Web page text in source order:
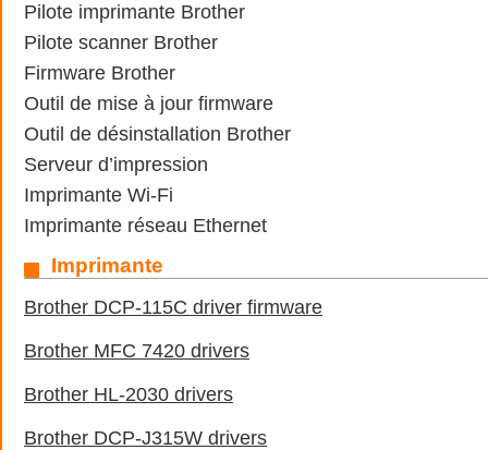
Pilote imprimante Brother
Pilote scanner Brother
Firmware Brother
Outil de mise à jour firmware
Outil de désinstallation Brother
Serveur d’impression
Imprimante Wi-Fi
Imprimante réseau Ethernet
Imprimante
Brother DCP-115C driver firmware
Brother MFC 7420 drivers
Brother HL-2030 drivers
Brother DCP-J315W drivers